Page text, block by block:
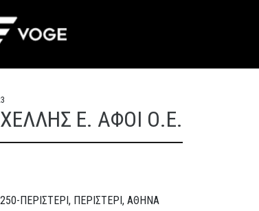
Ε. ΑΦΟΙ Ο.Ε.
ΠΕΡΙΣΤΕΡΙ, ΠΕΡΙΣΤΕΡΙ, ΑΘΗΝΑ